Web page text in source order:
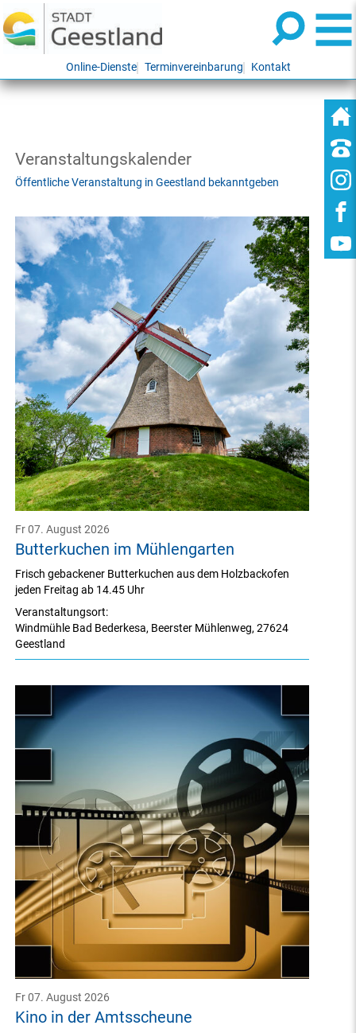
Online-Dienste Terminvereinbarung Kontakt
Veranstaltungskalender
Öffentliche Veranstaltung in Geestland bekanntgeben
Butterkuchen im Mühlengarten
Fr 07. August 2026
Veranstaltungsort:
Windmühle Bad Bederkesa, Beerster Mühlenweg,27624
Geestland
Frisch gebackener Butterkuchen aus dem Holzbackofen
jeden Freitag ab 14.45 Uhr
Kino in der Amtsscheune
Fr 07. August 2026